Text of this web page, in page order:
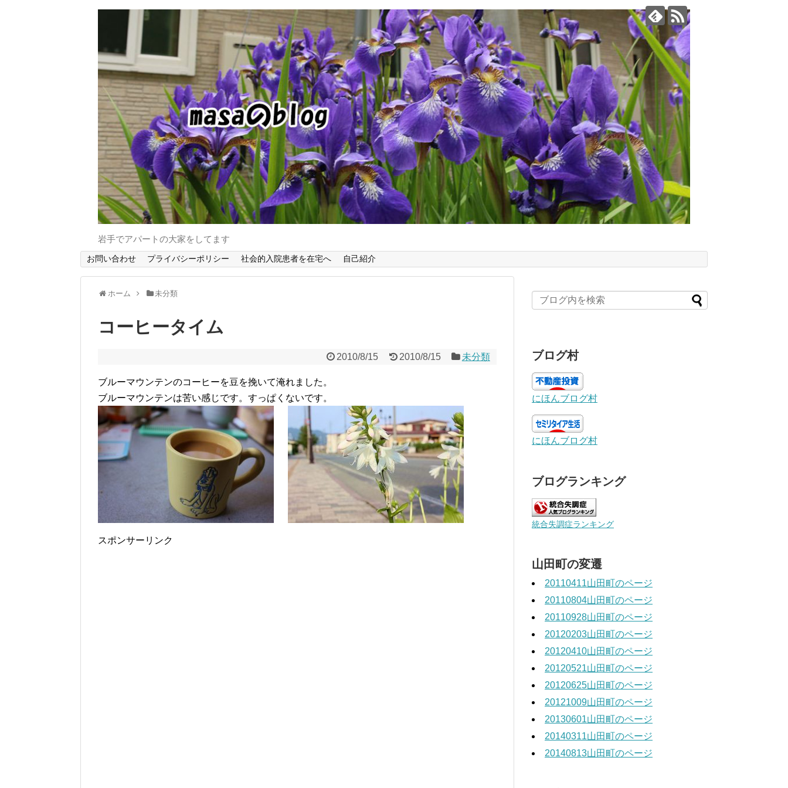
岩手でアパートの大家をしてます
お問い合わせ プライバシーポリシー 社会的入院患者を在宅へ 自己紹介
ホーム 未分類
コーヒータイム
2010/8/15 2010/8/15 未分類
ブルーマウンテンのコーヒーを豆を挽いて淹れました。
ブルーマウンテンは苦い感じです。すっぱくないです。
スポンサーリンク
ブログ村
にほんブログ村
にほんブログ村
ブログランキング
統合失調症ランキング
山田町の変遷
20110411山田町のページ
20110804山田町のページ
20110928山田町のページ
20120203山田町のページ
20120410山田町のページ
20120521山田町のページ
20120625山田町のページ
20121009山田町のページ
20130601山田町のページ
20140311山田町のページ
20140813山田町のページ